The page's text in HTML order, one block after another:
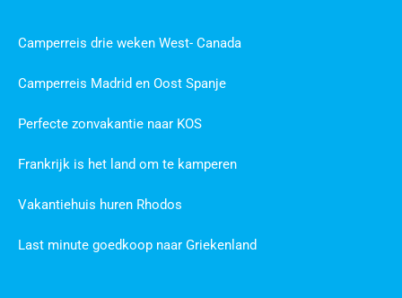
Camperreis drie weken West- Canada
Camperreis Madrid en Oost Spanje
Perfecte zonvakantie naar KOS
Frankrijk is het land om te kamperen
Vakantiehuis huren Rhodos
Last minute goedkoop naar Griekenland